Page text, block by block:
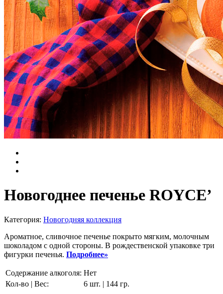
Новогоднее печенье ROYCE’
Категория: Новогодняя коллекция
Ароматное, сливочное печенье покрыто мягким, молочным
шоколадом с одной стороны. В рождественской упаковке три
фигурки печенья. Подробнее»
Содержание алкоголя: Нет
Кол-во | Вес:
6 шт. | 144 гр.